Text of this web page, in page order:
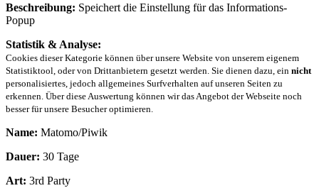
Beschreibung: Speichert die Einstellung für das Informations-
Popup
Statistik & Analyse:
Cookies dieser Kategorie können über unsere Website von unserem eigenem
Statistiktool, oder von Drittanbietern gesetzt werden. Sie dienen dazu, ein nicht
personalisiertes, jedoch allgemeines Surfverhalten auf unseren Seiten zu
erkennen. Über diese Auswertung können wir das Angebot der Webseite noch
besser für unsere Besucher optimieren.
Name: Matomo/Piwik
Dauer: 30 Tage
Art: 3rd Party